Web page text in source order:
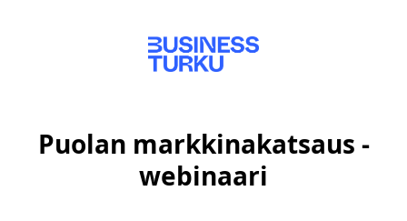
Puolan markkinakatsaus -
webinaari